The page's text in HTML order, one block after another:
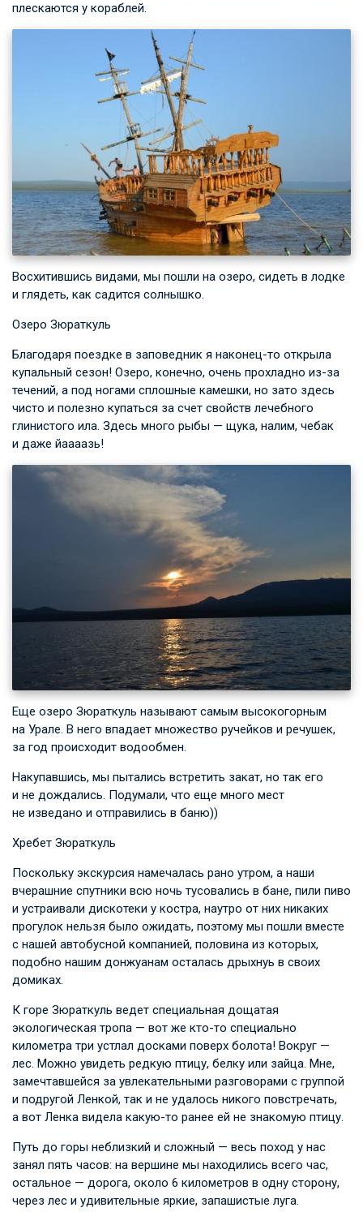
плескаются у кораблей.
Восхитившись видами, мы пошли на озеро, сидеть в лодке
и глядеть, как садится солнышко.
Озеро Зюраткуль
Благодаря поездке в заповедник я наконец-то открыла
купальный сезон! Озеро, конечно, очень прохладно из-за
течений, а под ногами сплошные камешки, но зато здесь
чисто и полезно купаться за счет свойств лечебного
глинистого ила. Здесь много рыбы — щука, налим, чебак
и даже йаааазь!
Еще озеро Зюраткуль называют самым высокогорным
на Урале. В него впадает множество ручейков и речушек,
за год происходит водообмен.
Накупавшись, мы пытались встретить закат, но так его
и не дождались. Подумали, что еще много мест
не изведано и отправились в баню))
Хребет Зюраткуль
Поскольку экскурсия намечалась рано утром, а наши
вчерашние спутники всю ночь тусовались в бане, пили пиво
и устраивали дискотеки у костра, наутро от них никаких
прогулок нельзя было ожидать, поэтому мы пошли вместе
с нашей автобусной компанией, половина из которых,
подобно нашим донжуанам осталась дрыхнуь в своих
домиках.
К горе Зюраткуль ведет специальная дощатая
экологическая тропа — вот же кто-то специально
километра три устлал досками поверх болота! Вокруг —
лес. Можно увидеть редкую птицу, белку или зайца. Мне,
замечтавшейся за увлекательными разговорами с группой
и подругой Ленкой, так и не удалось никого повстречать,
а вот Ленка видела какую-то ранее ей не знакомую птицу.
Путь до горы неблизкий и сложный — весь поход у нас
занял пять часов: на вершине мы находились всего час,
остальное — дорога, около 6 километров в одну сторону,
через лес и удивительные яркие, запашистые луга.